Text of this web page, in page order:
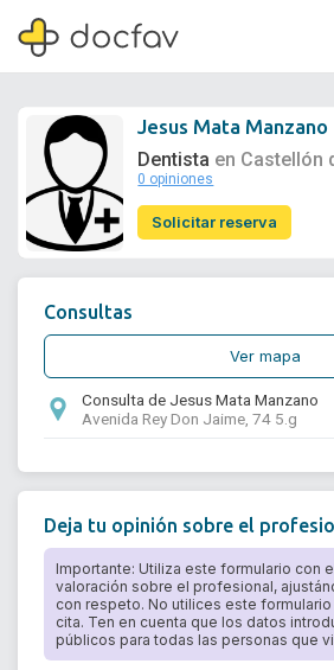
Soporte
Jesus Mata Manzano
Dentista en Castellón
0 opiniones
Solicitar reserva
Consultas
Ver mapa
Consulta de Jesus Mata Manzano
Avenida Rey Don Jaime, 74 5.g
Deja tu opinión sobre el
Importante: Utiliza este formulario con
valoración sobre el profesional,
con respeto. No utilices este formulario
cita. Ten en cuenta que los datos
públicos para todas las personas que